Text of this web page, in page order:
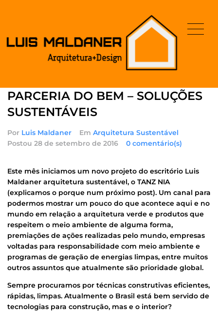
PARCERIA DO BEM – SOLUÇÕES
SUSTENTÁVEIS
Por Luis Maldaner Em Arquitetura Sustentável
Postou 28 de setembro de 2016 0 comentário(s)
Este mês iniciamos um novo projeto do escritório Luis
Maldaner arquitetura sustentável, o TANZ NIA
(explicamos o porque num próximo post). Um canal para
podermos mostrar um pouco do que acontece aqui e no
mundo em relação a arquitetura verde e produtos que
respeitem o meio ambiente de alguma forma,
premiações de ações realizadas pelo mundo, empresas
voltadas para responsabilidade com meio ambiente e
programas de geração de energias limpas, entre muitos
outros assuntos que atualmente são prioridade global.
Sempre procuramos por técnicas construtivas eficientes,
rápidas, limpas. Atualmente o Brasil está bem servido de
tecnologias para construção, mas e o interior?